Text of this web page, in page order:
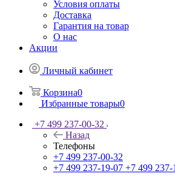
Условия оплаты
Доставка
Гарантия на товар
О нас
Акции
Личный кабинет
Корзина0
Избранные товары0
+7 499 237-00-32
Назад
Телефоны
+7 499 237-00-32
+7 499 237-19-07 +7 499 237-